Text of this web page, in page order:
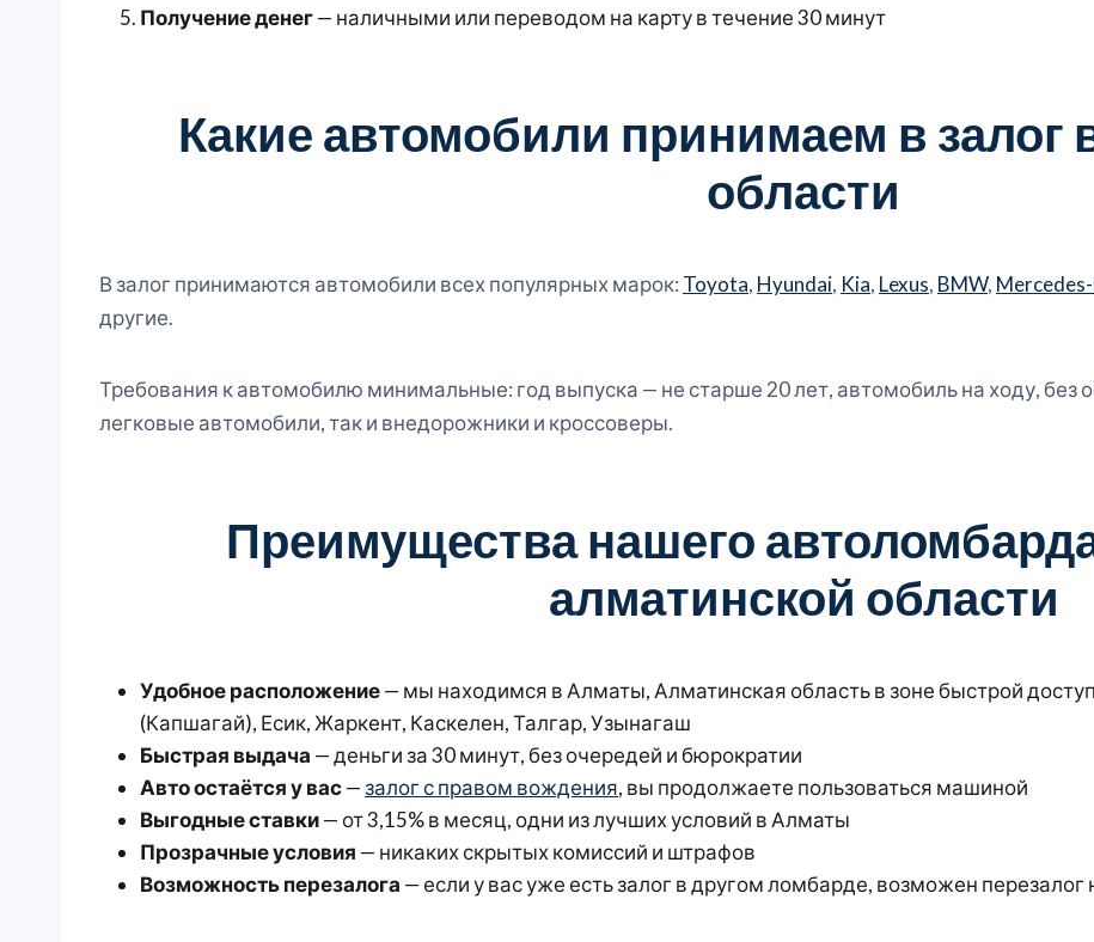
Получение денег— наличными или переводом на карту в течение 30 минут
Какие автомобили принимаем в залог
области
В залог принимаются автомобили всех популярных марок: Toyota, Hyundai, Kia, Lexus, BMW,
другие.
Требования к автомобилю минимальные: год выпуска — не старше 20 лет, автомобиль на ходу, без
легковые автомобили, так и внедорожники и кроссоверы.
Преимущества нашего
алматинской области
Удобное расположение— мы находимся в Алматы, Алматинская область в зоне быстрой
(Капшагай), Есик, Жаркент, Каскелен, Талгар, Узынагаш
Быстрая выдача — деньги за 30 минут, без очередей и бюрократии
Авто остаётся у вас— залог с правом вождения, вы продолжаете пользоваться машиной
Выгодные ставки— от 3,15% в месяц, одни из лучших условий в Алматы
Прозрачные условия — никаких скрытых комиссий и штрафов
Возможность перезалога — если у вас уже есть залог в другом ломбарде, возможен перезалог